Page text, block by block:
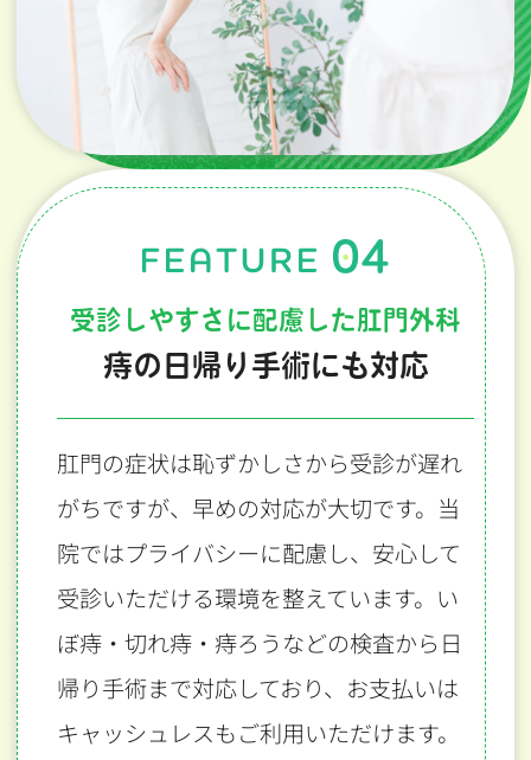
受診しやすさに配慮した肛門外科
痔の日帰り手術にも対応
肛門の症状は恥ずかしさから受診が遅れ
がちですが、早めの対応が大切です。当
院ではプライバシーに配慮し、安心して
受診いただける環境を整えています。い
ぼ痔・切れ痔・痔ろうなどの検査から日
帰り手術まで対応しており、お支払いは
キャッシュレスもご利用いただけます。